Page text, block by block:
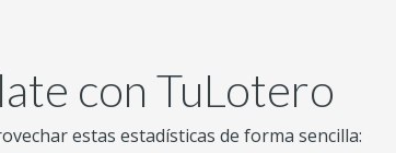
con TuLotero
estas estadísticas de forma sencilla: